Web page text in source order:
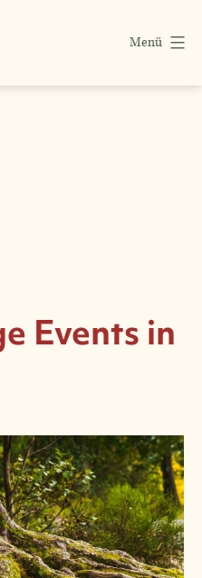
Menü
Events in